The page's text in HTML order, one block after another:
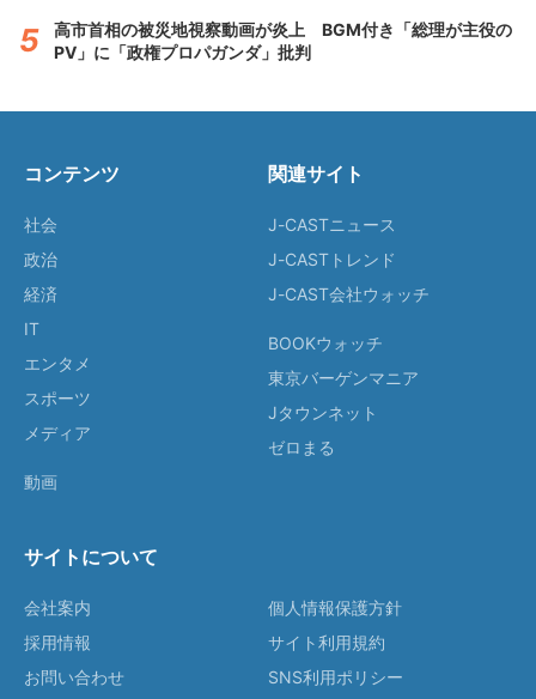
高市首相の被災地視察動画が炎上 BGM付き「総理が主役の
PV」に「政権プロパガンダ」批判
コンテンツ
社会
政治
経済
IT
エンタメ
スポーツ
メディア
動画
関連サイト
J-CASTニュース
J-CASTトレンド
J-CAST会社ウォッチ
BOOKウォッチ
東京バーゲンマニア
Jタウンネット
ゼロまる
サイトについて
会社案内
採用情報
お問い合わせ
個人情報保護方針
サイト利用規約
SNS利用ポリシー